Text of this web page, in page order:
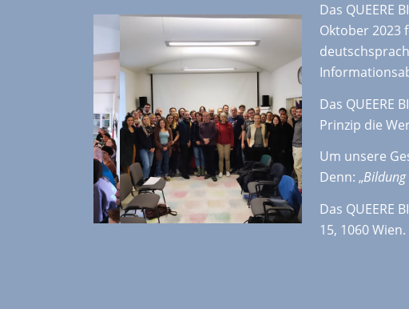
Das QUEERE
Oktober 2023
Das QUEERE
Prinzip die
Um unsere
Denn: „Bildung
Das QUEERE
15, 1060 Wien.